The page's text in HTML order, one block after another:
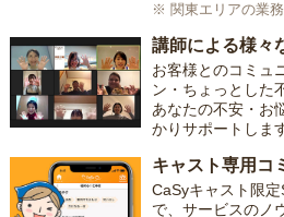
※ 関東エリアの業
講師による様々
お客様とのコミュ
ン・ちょっとした
あなたの不安・お
かりサポートしま
キャスト専用コ
CaSyキャスト限定
で、サービスのノ